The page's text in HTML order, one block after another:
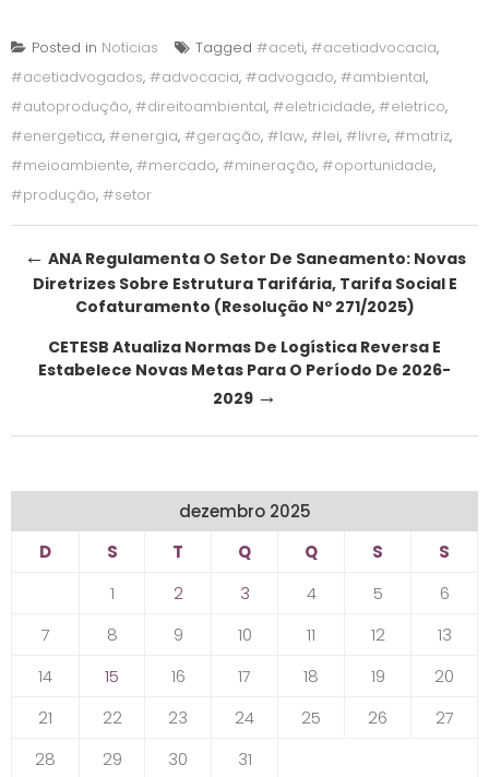
Posted in Notícias Tagged #aceti, #acetiadvocacia,
#acetiadvogados, #advocacia, #advogado, #ambiental,
#autoprodução, #direitoambiental, #eletricidade, #eletrico,
#energetica, #energia, #geração, #law, #lei, #livre, #matriz,
#meioambiente, #mercado, #mineração, #oportunidade,
#produção, #setor
Post
navigation
← ANA Regulamenta O Setor De Saneamento: Novas
Diretrizes Sobre Estrutura Tarifária, Tarifa Social E
Cofaturamento (Resolução Nº 271/2025)
CETESB Atualiza Normas De Logística Reversa E
Estabelece Novas Metas Para O Período De 2026-
2029 →
dezembro 2025
D
S T Q Q S
S
1
2 3 4 5
6
7
8 9 10 11 12
13
14
15 16 17 18 19
20
21
22 23 24 25 26
27
28
29 30 31